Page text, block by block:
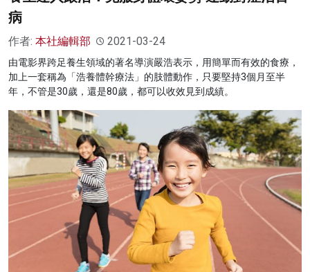
病
作者: 本社編輯部 2021-03-24
由電影界跨足養生領域的著名導演嚴浩表示，用簡單而有效的食療，
加上一套稱為「浩養體幹療法」的肢體動作，只要堅持3個月至半
年，不管是30歲，還是80歲，都可以收效見到成績。